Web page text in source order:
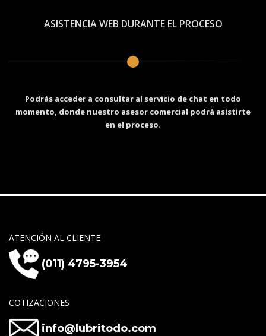
ASISTENCIA WEB DURANTE EL PROCESO
Podrás acceder a consultar al servicio de chat en todo
momento, donde nuestro asesor comercial podrá asistirte
en el proceso.
ATENCIÓN AL CLIENTE
(011) 4795-3954
COTIZACIONES
info@lubritodo.com